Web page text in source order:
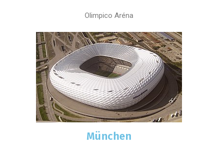
Olimpico Aréna
München